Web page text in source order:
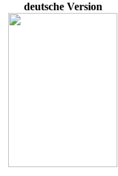
deutsche Version